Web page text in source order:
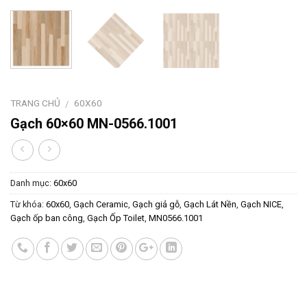
TRANG CHỦ / 60X60
Gạch 60×60 MN-0566.1001
Danh mục: 60x60
Từ khóa: 60x60, Gạch Ceramic, Gạch giả gỗ, Gạch Lát Nền, Gạch NICE,
Gạch ốp ban công, Gạch Ốp Toilet, MN0566.1001